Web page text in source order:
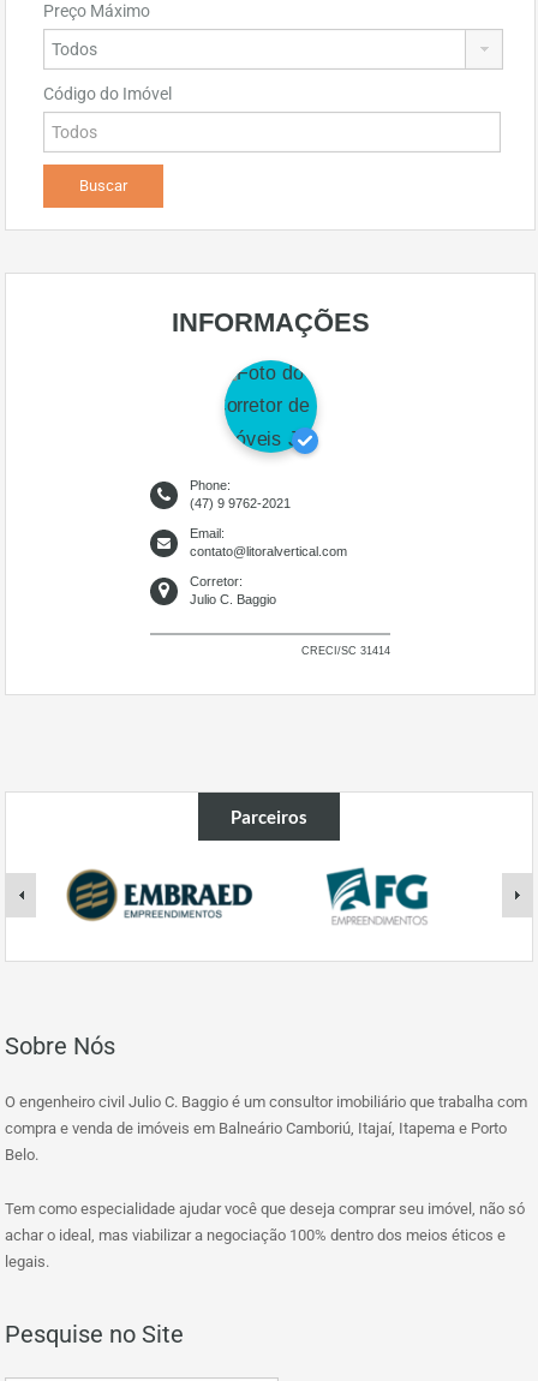
Preço Máximo
Código do Imóvel
INFORMAÇÕES
Phone:
(47) 9 9762-2021
Email:
contato@litoralvertical.com
Corretor:
Julio C. Baggio
CRECI/SC 31414
Parceiros
Sobre Nós
O engenheiro civil Julio C. Baggio é um consultor imobiliário que trabalha com
compra e venda de imóveis em Balneário Camboriú, Itajaí, Itapema e Porto
Belo.
Tem como especialidade ajudar você que deseja comprar seu imóvel, não só
achar o ideal, mas viabilizar a negociação 100% dentro dos meios éticos e
legais.
Pesquise no Site